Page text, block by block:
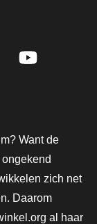
Want de
zich net
Daarom
al haar